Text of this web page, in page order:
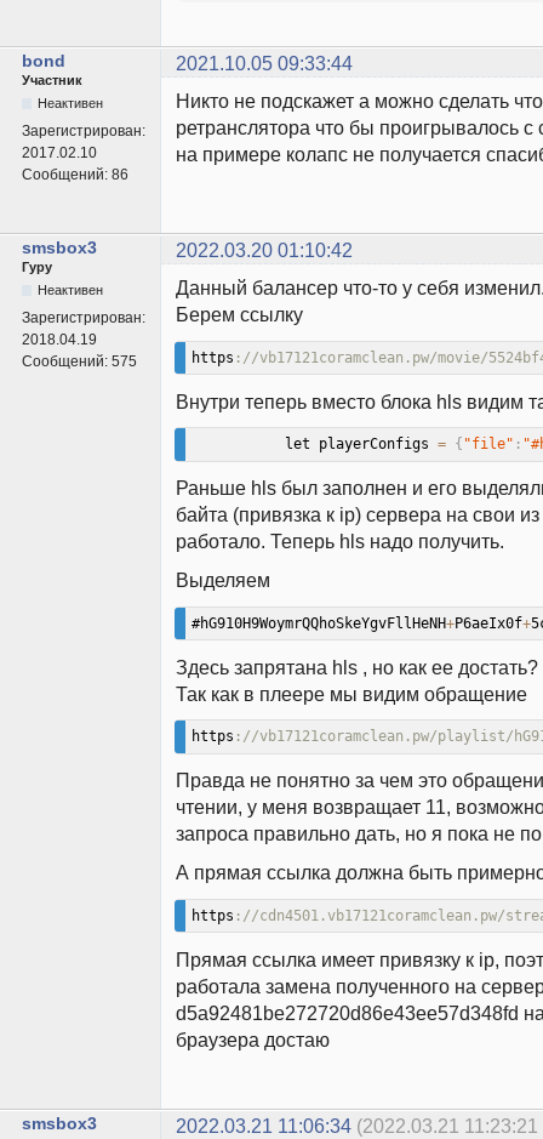
bond 2021.10.05 09:33:44
Участник
Неактивен
Зарегистрирован:
2017.02.10
Сообщений: 86
Никто не подскажет а можно сделать
ретранслятора что бы проигрывалось
на примере колапс не получается
smsbox3 2022.03.20 01:10:42
Гуру
Неактивен
Зарегистрирован:
2018.04.19
Сообщений: 575
Данный балансер что-то у себя
Берем ссылку
https ://vb17121coramclean.pw/movie/
Внутри теперь вместо блока hls видим
           let playerConfigs
= { "file" :
Раньше hls был заполнен и его
байта (привязка к ip) сервера на свои
работало. Теперь hls надо получить.
Выделяем
#hG910H9WoymrQQhoSkeYgvFllHeNH+P6aeIx0f+
Здесь запрятана hls , но как ее
Так как в плеере мы видим обращение
https ://vb17121coramclean.pw/playlist/
Правда не понятно за чем это
чтении, у меня возвращает 11,
запроса правильно дать, но я пока не
А прямая ссылка должна быть
https ://cdn4501.vb17121coramclean.pw/
Прямая ссылка имеет привязку к ip,
работала замена полученного на
d5a92481be272720d86e43ee57d348fd
браузера достаю
smsbox3 2022.03.21 11:06:34 (2022.03.21 11:23:21